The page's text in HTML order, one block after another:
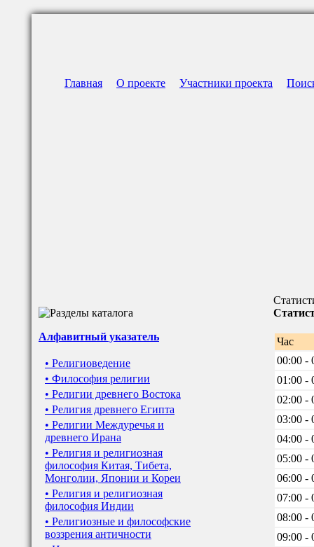
Главная О проекте Участники проекта
Алфавитный указатель
• Религиоведение
• Философия религии
• Религии древнего Востока
• Религия древнего Египта
• Религии Междуречья и
древнего Ирана
• Религия и религиозная
философия Китая, Тибета,
Монголии, Японии и Кореи
• Религия и религиозная
философия Индии
• Религиозные и философские
воззрения античности
Час
00:00 -
01:00 -
02:00 -
03:00 -
04:00 -
05:00 -
06:00 -
07:00 -
08:00 -
09:00 -